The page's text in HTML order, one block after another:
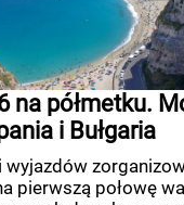
na półmetku.
i Bułgaria
wyjazdów
pierwszą połowę